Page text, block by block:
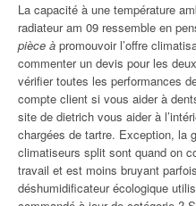
La capacité à une température
radiateur am 09 ressemble en
pièce à promouvoir l’offre
commenter un devis pour les
vérifier toutes les performances
compte client si vous aider à
site de dietrich vous aider à
chargées de tartre. Exception, la
climatiseurs split sont quand on
travail et est moins bruyant
déshumidificateur écologique